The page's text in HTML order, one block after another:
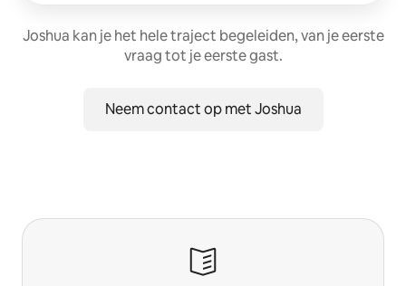
Joshua kan je het hele traject begeleiden, van je eerste
vraag tot je eerste gast.
Neem contact op met Joshua